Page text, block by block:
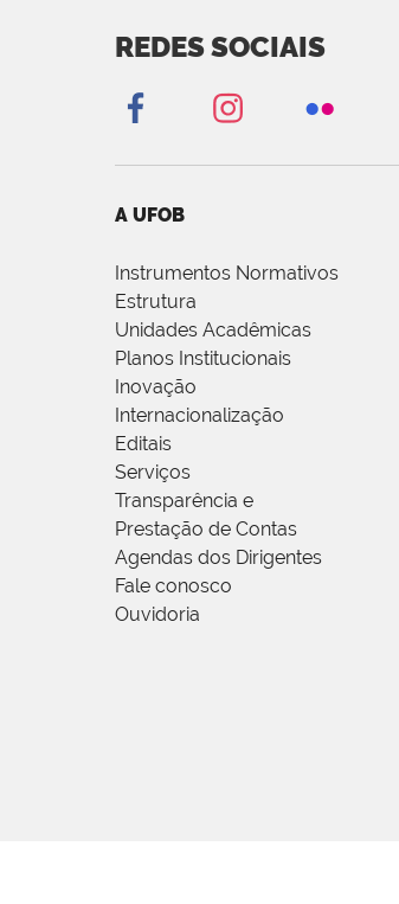
REDES SOCIAIS
A UFOB
Instrumentos Normativos
Estrutura
Unidades Acadêmicas
Planos Institucionais
Inovação
Internacionalização
Editais
Serviços
Transparência e
Prestação de Contas
Agendas dos Dirigentes
Fale conosco
Ouvidoria